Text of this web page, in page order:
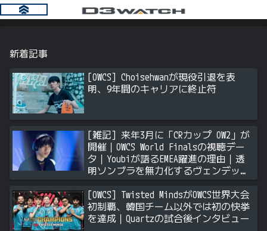
新着記事
[OWCS] Choisehwanが現役引退を表
明、9年間のキャリアに終止符
[雑記] 来年3月に「CRカップ OW2」が
開催｜OWCS World Finalsの視聴デー
タ｜Youbiが語るEMEA躍進の理由｜透
明ソンブラを無力化するヴェンデッタ
｜Stalk3rが久々のツィート ほか
[OWCS] Twisted MindsがOWCS世界大会
初制覇、韓国チーム以外では初の快挙
を達成｜Quartzの試合後インタビュー